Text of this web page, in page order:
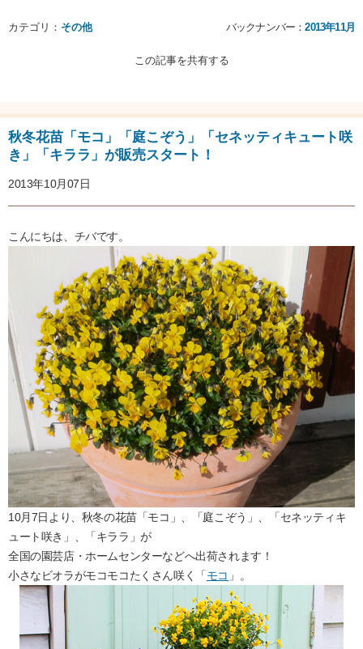
カテゴリ： その他 バックナンバー：2013年11月
この記事を共有する
秋冬花苗「モコ」「庭こぞう」「セネッティキュート咲
き」「キララ」が販売スタート！
2013年10月07日
こんにちは、チバです。
10月7日より、秋冬の花苗「モコ」、「庭こぞう」、「セネッティキ
ュート咲き」、「キララ」が
全国の園芸店・ホームセンターなどへ出荷されます！
小さなビオラがモコモコたくさん咲く「モコ 」。